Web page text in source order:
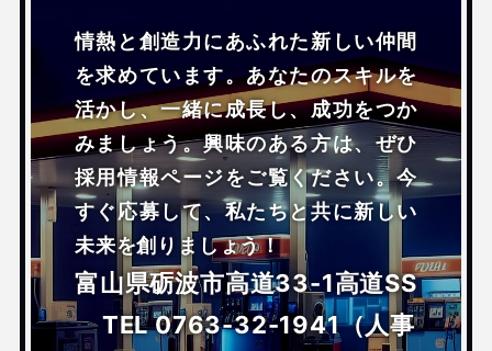
情熱と創造力にあふれた新しい仲間
を求めています。あなたのスキルを
活かし、一緒に成長し、成功をつか
みましょう。興味のある方は、ぜひ
採用情報ページをご覧ください。今
すぐ応募して、私たちと共に新しい
未来を創りましょう！
富山県砺波市高道33-1高道SS
TEL 0763-32-1941（人事